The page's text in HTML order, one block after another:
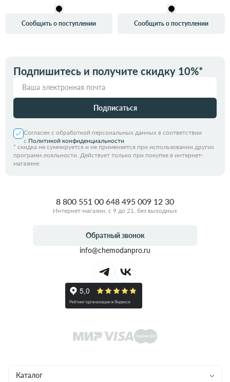
Сообщить о поступлении Сообщить о поступлении
Подпишитесь и получите скидку 10%*
Подписаться
Согласен с обработкой персональных данных в соответствии
с Политикой конфиденциальности
* скидка не суммируется и не применяется при использовании других
программ лояльности. Действует только при покупке в интернет-
магазине.
Каталог
8 800 551 00 648 495 009 12 30
Интернет-магазин, с 9 до 21, без выходных
Обратный звонок
info@chemodanpro.ru